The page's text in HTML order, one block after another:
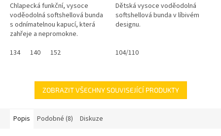
Chlapecká funkční, vysoce
voděodolná softshellová bunda
s odnímatelnou kapucí, která
zahřeje a nepromokne.
134
140 152
Dětská vysoce voděodolná
softshellová bunda v líbivém
designu.
104/110
ZOBRAZIT VŠECHNY SOUVISEJÍCÍ PRODUKTY
Popis Podobné (8) Diskuze